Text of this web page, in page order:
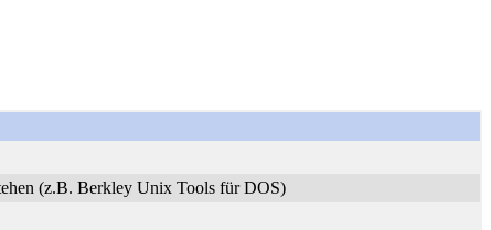
(z.B. Berkley Unix Tools für DOS)